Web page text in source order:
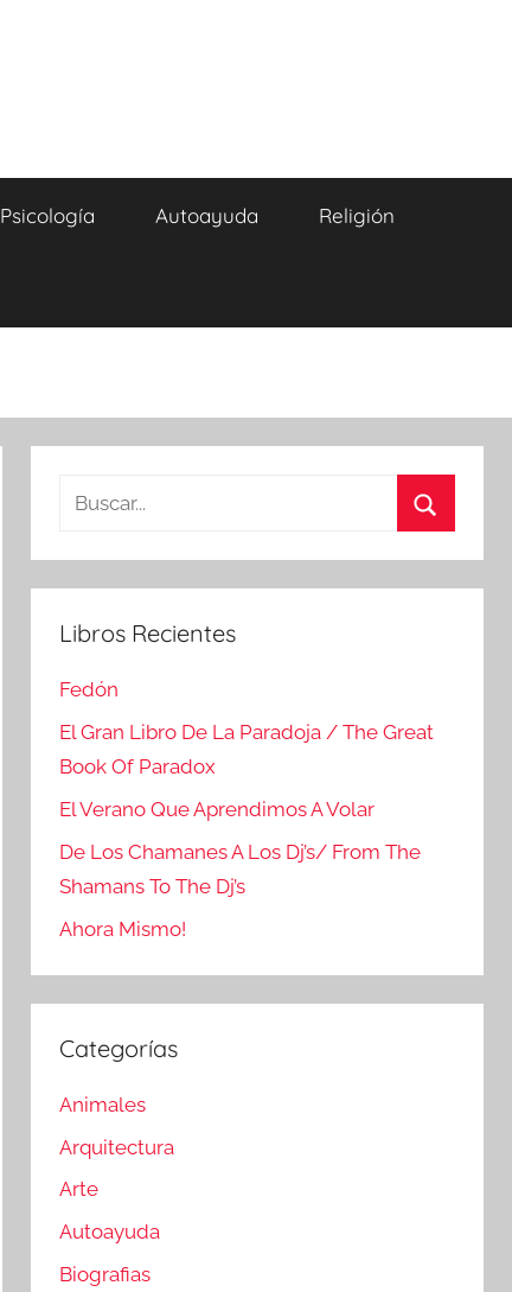
Psicología Autoayuda Religión
Buscar:
Libros Recientes
Fedón
El Gran Libro De La Paradoja / The Great
Book Of Paradox
El Verano Que Aprendimos A Volar
De Los Chamanes A Los Dj’s/ From The
Shamans To The Dj’s
Ahora Mismo!
Categorías
Animales
Arquitectura
Arte
Autoayuda
Biografias